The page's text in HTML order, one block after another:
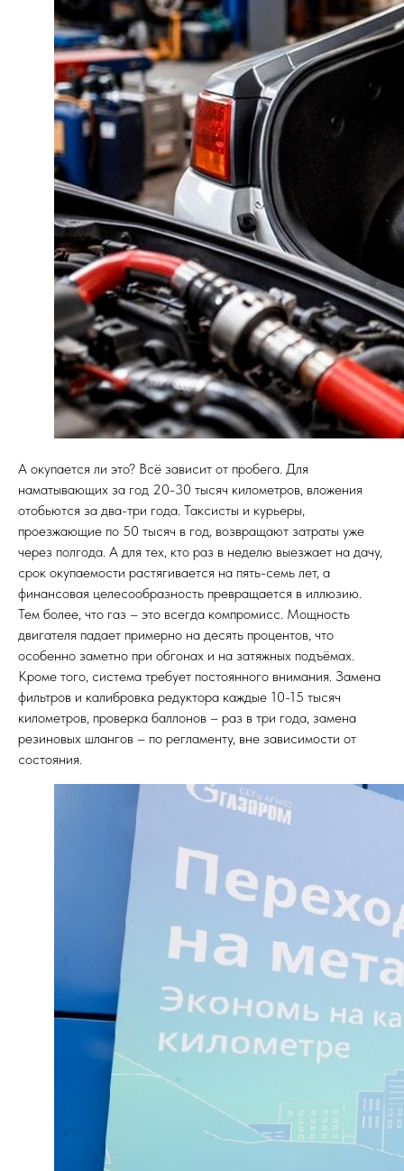
А окупается ли это? Всё зависит от пробега. Для
наматывающих за год 20-30 тысяч километров, вложения
отобьются за два-три года. Таксисты и курьеры,
проезжающие по 50 тысяч в год, возвращают затраты уже
через полгода. А для тех, кто раз в неделю выезжает на дачу,
срок окупаемости растягивается на пять-семь лет, а
финансовая целесообразность превращается в иллюзию.
Тем более, что газ – это всегда компромисс. Мощность
двигателя падает примерно на десять процентов, что
особенно заметно при обгонах и на затяжных подъёмах.
Кроме того, система требует постоянного внимания. Замена
фильтров и калибровка редуктора каждые 10-15 тысяч
километров, проверка баллонов – раз в три года, замена
резиновых шлангов – по регламенту, вне зависимости от
состояния.